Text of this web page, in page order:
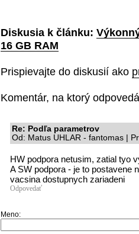
Diskusia k článku:
16 GB RAM
Prispievajte do diskusií ako
Komentár, na ktorý
Re: Podľa parametrov
Od: Matus UHLAR - fantomas |
HW podpora netusim, zatial tyo
A SW podpora - je to postavene
vacsina dostupnych zariadeni
Odpovedať
Meno: